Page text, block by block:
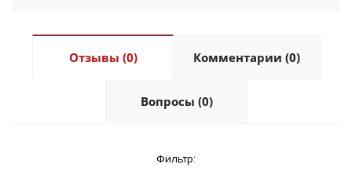
Отзывы (0) Комментарии (0)
Вопросы (0)
Фильтр: